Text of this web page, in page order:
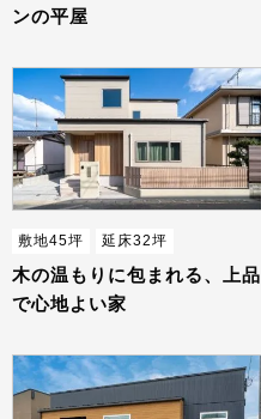
ンの平屋
敷地45坪 延床32坪
木の温もりに包まれる、上品
で心地よい家